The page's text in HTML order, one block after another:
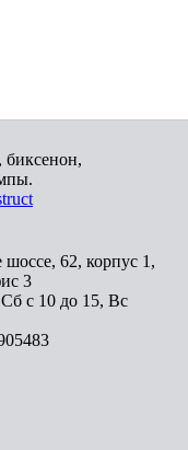
шоссе, 62, корпус 1,
3
с 10 до 15, Вс